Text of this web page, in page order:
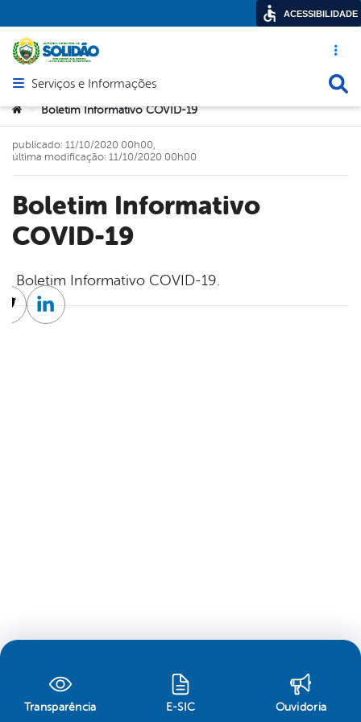
Acesso
Abrir menu principal de navegação
Serviços e Informações
Você está aqui:
> Boletim Informativo COVID-19
Boletim Informativo
COVID-19
publicado: 11/10/2020 00h00,
última modificação: 11/10/2020 00h00
Boletim Informativo COVID-19.
TwitterLinkedin
Transparência E-SIC Ouvidoria
ACESSIBILIDADE